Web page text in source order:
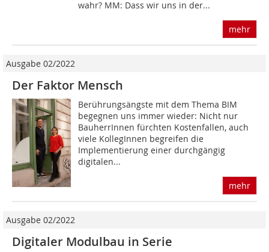
wahr? MM: Dass wir uns in der...
mehr
Ausgabe 02/2022
Der Faktor Mensch
Berührungsängste mit dem Thema BIM
begegnen uns immer wieder: Nicht nur
BauherrInnen fürchten Kostenfallen, auch
viele KollegInnen begreifen die
Implementierung einer durchgängig
digitalen...
mehr
Ausgabe 02/2022
Digitaler Modulbau in Serie